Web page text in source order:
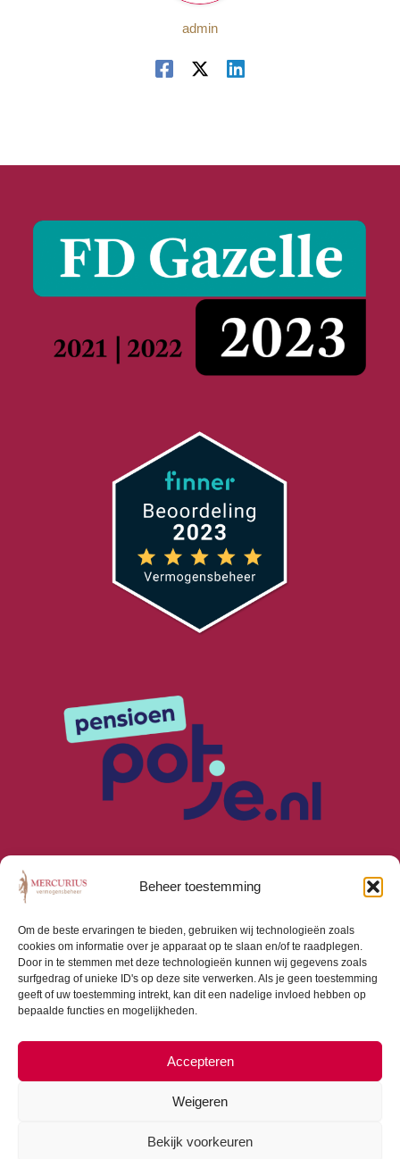
Beheer toestemming
Om de beste ervaringen te bieden, gebruiken wij technologieën zoals
cookies om informatie over je apparaat op te slaan en/of te raadplegen.
Door in te stemmen met deze technologieën kunnen wij gegevens zoals
surfgedrag of unieke ID's op deze site verwerken. Als je geen toestemming
geeft of uw toestemming intrekt, kan dit een nadelige invloed hebben op
bepaalde functies en mogelijkheden.
Accepteren
Weigeren
Bekijk voorkeuren
admin
Algemene Voorwaarden
Privacyverklaring
Cookiebeleid (EU)
Consumentenbrief
Beleggingsbeleid
Copyright © 2026 Mercurius Vermogensbeheer |